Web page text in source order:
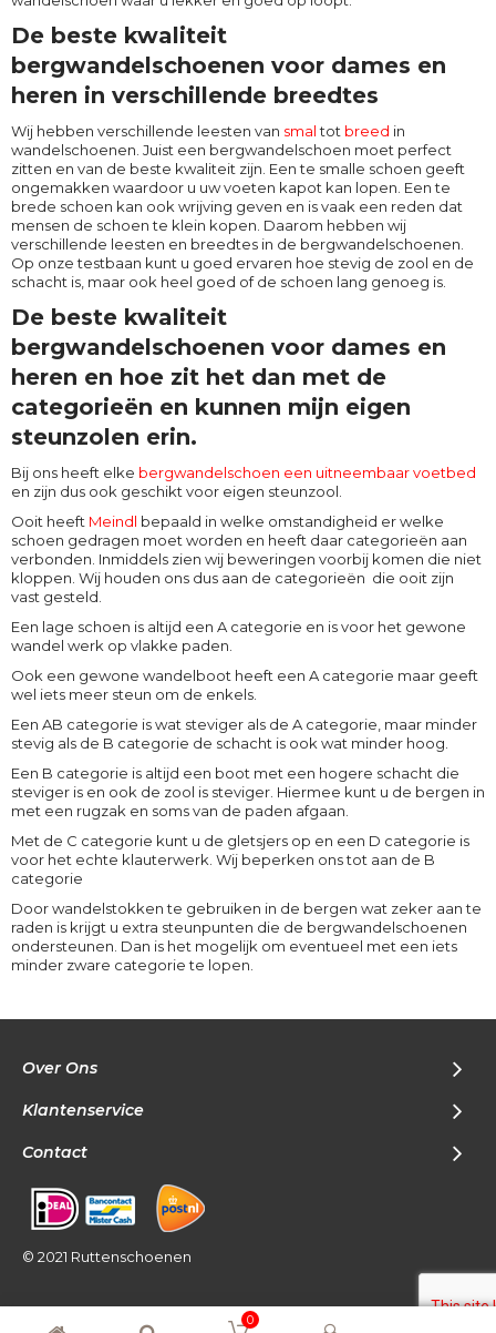
De beste kwaliteit
bergwandelschoenen voor dames en
heren in verschillende breedtes
Wij hebben verschillende leesten van smaltot breed in
wandelschoenen. Juist een bergwandelschoen moet perfect
zitten en van de beste kwaliteit zijn. Een te smalle schoen geeft
ongemakken waardoor u uw voeten kapot kan lopen. Een te
brede schoen kan ook wrijving geven en is vaak een reden dat
mensen de schoen te klein kopen. Daarom hebben wij
verschillende leesten en breedtes in de bergwandelschoenen.
Op onze testbaan kunt u goed ervaren hoe stevig de zool en de
schacht is, maar ook heel goed of de schoen lang genoeg is.
De beste kwaliteit
bergwandelschoenen voor dames en
heren en hoe zit het dan met de
categorieën en kunnen mijn eigen
steunzolen erin.
Bij ons heeft elke bergwandelschoen een uitneembaar voetbed
en zijn dus ook geschikt voor eigen steunzool.
Ooit heeft Meindl bepaald in welke omstandigheid er welke
schoen gedragen moet worden en heeft daar categorieën aan
verbonden. Inmiddels zien wij beweringen voorbij komen die niet
kloppen. Wij houden ons dus aan de categorieën die ooit zijn
vast gesteld.
Een lage schoen is altijd een A categorie en is voor het gewone
wandel werk op vlakke paden.
Ook een gewone wandelboot heeft een A categorie maar geeft
wel iets meer steun om de enkels.
Een AB categorie is wat steviger als de A categorie, maar minder
stevig als de B categorie de schacht is ook wat minder hoog.
Een B categorie is altijd een boot met een hogere schacht die
steviger is en ook de zool is steviger. Hiermee kunt u de bergen in
met een rugzak en soms van de paden afgaan.
Met de C categorie kunt u de gletsjers op en een D categorie is
voor het echte klauterwerk. Wij beperken ons tot aan de B
categorie
Door wandelstokken te gebruiken in de bergen wat zeker aan te
raden is krijgt u extra steunpunten die de bergwandelschoenen
ondersteunen. Dan is het mogelijk om eventueel met een iets
minder zware categorie te lopen.
Over Ons
Klantenservice
Contact
© 2021 Ruttenschoenen
0